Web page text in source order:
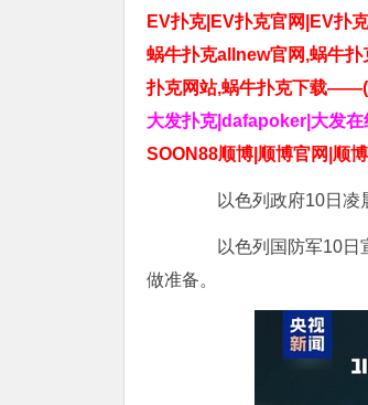
EV扑克|EV扑克官网|EV扑
蜗牛扑克allnew官网,蜗牛
扑克网站,蜗牛扑克下载
大发扑克|dafapoker|大发
SOON88顺博|顺博官网|顺
以色列政府10日凌晨
以色列国防军10日宣
做准备。